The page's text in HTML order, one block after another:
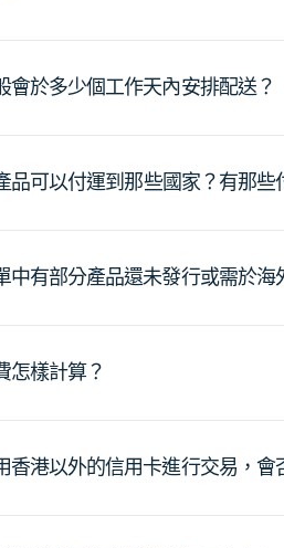
會於多少個工作天內安排配送？
品可以付運到那些國家？有那些
中有部分產品還未發行或需於海
怎樣計算？
香港以外的信用卡進行交易，會